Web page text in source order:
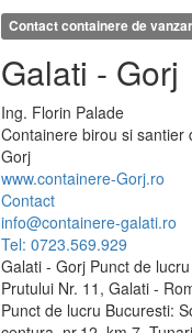
Contact containere de
Galati - Gorj
Ing. Florin Palade
Containere birou si santier
Gorj
www.containere-Gorj.ro
Contact
info@containere-galati.ro
Tel: 0723.569.929
Galati - Gorj Punct de
Prutului Nr. 11, Galati -
Punct de lucru Bucuresti: